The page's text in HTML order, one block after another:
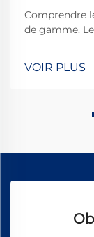
Comprendre
de gamme.
afin
VOIR PLUS